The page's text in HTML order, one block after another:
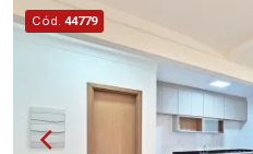
dormitórios, sala e
Serviço - Banheiro de
com Churrasqueira à gás
acabamento - Alto Padrão Martinelli
referência no mercado
Especialistas em Venda,
Cód. 44779